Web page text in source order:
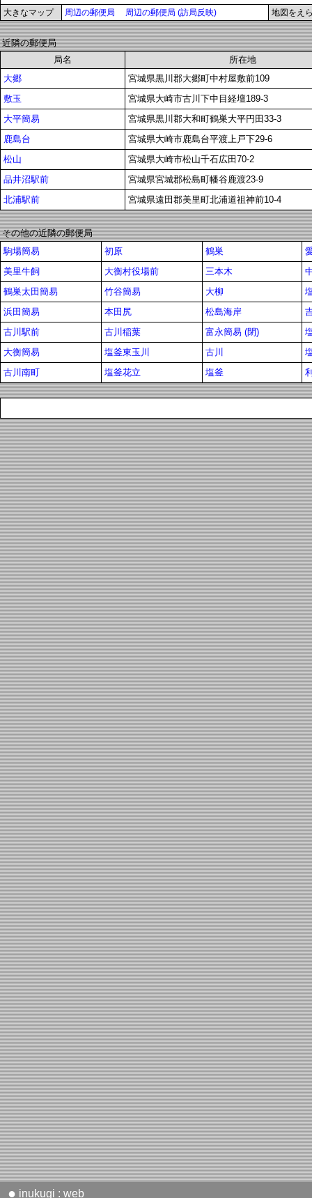
大きなマップ 周辺の郵便局 周辺の郵便局 (訪局反映) 地図をえ
近隣の郵便局
局名
所在地
大郷
宮城県黒川郡大郷町中村屋敷前109
敷玉
宮城県大崎市古川下中目経壇189-3
大平簡易
宮城県黒川郡大和町鶴巣大平円田33-3
鹿島台
宮城県大崎市鹿島台平渡上戸下29-6
松山
宮城県大崎市松山千石広田70-2
品井沼駅前
宮城県宮城郡松島町幡谷鹿渡23-9
北浦駅前
宮城県遠田郡美里町北浦道祖神前10-4
その他の近隣の郵便局
駒場簡易
初原 鶴巣
美里牛飼
大衡村役場前 三本木
鶴巣太田簡易
竹谷簡易 大柳
浜田簡易
本田尻 松島海岸
古川駅前
古川稲葉 富永簡易 (閉)
大衡簡易
塩釜東玉川 古川
古川南町
塩釜花立 塩釜
● inukugi : web